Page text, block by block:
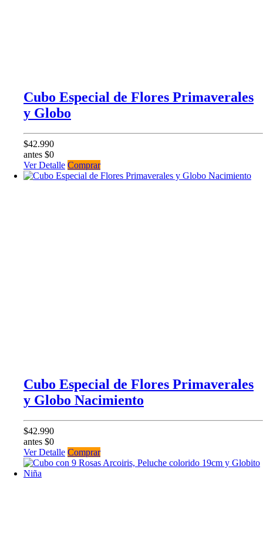
Cubo Especial de Flores Primaverales
y Globo
$42.990
antes $0
Ver Detalle Comprar
Cubo Especial de Flores Primaverales
y Globo Nacimiento
$42.990
antes $0
Ver Detalle Comprar